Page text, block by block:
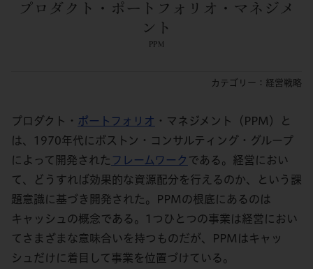
カテゴリー：経営戦略
プロダクト・ポートフォリオ・マネジメ
ント
PPM
プロダクト・ ポートフォリオ ・マネジメント（ PPM）と
は、
1970年代にボストン・コンサルティング・グループ
によって開発された フレームワーク である。経営におい
て、どうすれば効果的な資源配分を行えるのか、という課
題意識に基づき開発された。PPMの根底にあるのは
キャッシュの概念である。
1 つ ひと つの事業は経営におい
てさまざまな意味合いを持つものだが、PPMはキャッ
シュだけに着目して事業を位置づけている。